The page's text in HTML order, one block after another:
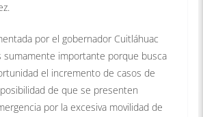
por el gobernador Cuitláhuac
sumamente importante porque busca
el incremento de casos de
de que se presenten
por la excesiva movilidad de